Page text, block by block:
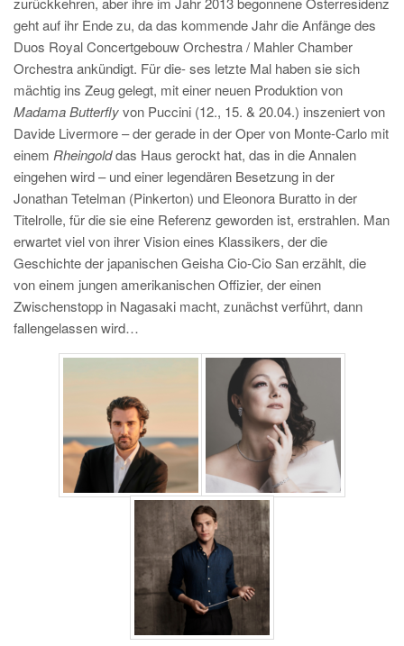
geht auf ihr Ende zu, da das kommende Jahr die Anfänge des
Duos Royal Concertgebouw Orchestra / Mahler Chamber
Orchestra ankündigt. Für die- ses letzte Mal haben sie sich
mächtig ins Zeug gelegt, mit einer neuen Produktion von
Madama Butterflyvon Puccini (12., 15. & 20.04.) inszeniert von
Davide Livermore – der gerade in der Oper von Monte-Carlo mit
einem Rheingolddas Haus gerockt hat, das in die Annalen
eingehen wird – und einer legendären Besetzung in der
Jonathan Tetelman (Pinkerton) und Eleonora Buratto in der
Titelrolle, für die sie eine Referenz geworden ist, erstrahlen. Man
erwartet viel von ihrer Vision eines Klassikers, der die
Geschichte der japanischen Geisha Cio-Cio San erzählt, die
von einem jungen amerikanischen Offizier, der einen
Zwischenstopp in Nagasaki macht, zunächst verführt, dann
fallengelassen wird…